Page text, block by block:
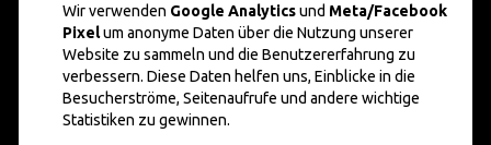
Nachwuchskunst 2025
Datenschutz
Impressum
Social Media
Instagram
Wir verwenden Google Analyticsund Meta/Facebook
Pixelum anonyme Daten über die Nutzung unserer
Website zu sammeln und die Benutzererfahrung zu
verbessern. Diese Daten helfen uns, Einblicke in die
Besucherströme, Seitenaufrufe und andere wichtige
Statistiken zu gewinnen.